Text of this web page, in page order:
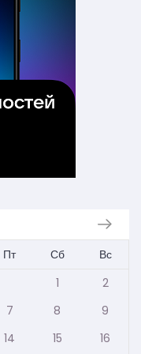
Пт Сб
Вс
1
2
7 8
9
14 15
16